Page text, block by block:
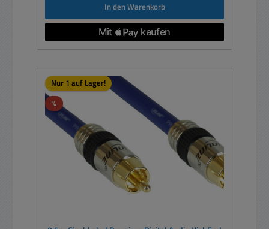
In den Warenkorb
Nur 1 auf Lager!
%Rabatt